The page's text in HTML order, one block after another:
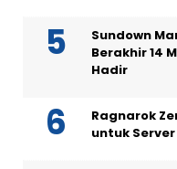
Sundown
Berakhir 14
Hadir
Ragnarok
untuk